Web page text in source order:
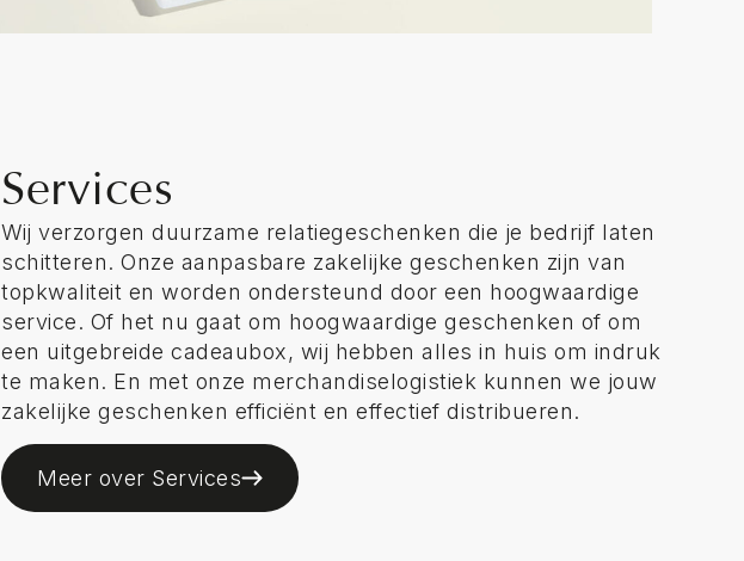
Services
Wij verzorgen duurzame relatiegeschenken die je bedrijf laten
schitteren. Onze aanpasbare zakelijke geschenken zijn van
topkwaliteit en worden ondersteund door een hoogwaardige
service. Of het nu gaat om hoogwaardige geschenken of om
een uitgebreide cadeaubox, wij hebben alles in huis om indruk
te maken. En met onze merchandiselogistiek kunnen we jouw
zakelijke geschenken efficiënt en effectief distribueren.
Meer over Services